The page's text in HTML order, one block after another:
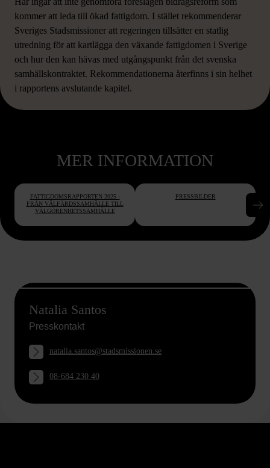
kommer att leda till ökad fattigdom. I stället rekommenderar
Sveriges Stadsmissioner att regeringen tillsätter en statlig
utredning för att kartlägga den växande fattigdomen i Sverige
och hur den kan hävas med utgångspunkt från det svenska
samhällskontraktet. Rekommendationerna återfinns i sin helhet
i rapportens avslutande kapitel.
MER INFORMATION
FATTIGDOMSRAPPORTEN 2025 -
FRÅN VÄLFÄRDSSAMHÄLLE TILL
VÄLGÖRENHETSSAMHÄLLE
PRESSBILDER
Natalia Santos
Presskontakt
natalia.santos@stadsmissionen.se
08-684 230 40